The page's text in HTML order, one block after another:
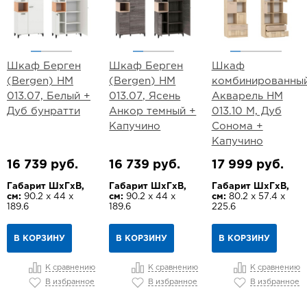
Шкаф Берген
(Bergen) НМ
013.07, Белый +
Дуб бунратти
16 739 руб.
Габарит ШхГхВ,
см: 90.2 х 44 х
189.6
В КОРЗИНУ
К сравнению
В избранное
Шкаф Берген
(Bergen) НМ
013.07, Ясень
Анкор темный +
Капучино
16 739 руб.
Габарит ШхГхВ,
см: 90.2 х 44 х
189.6
В КОРЗИНУ
К сравнению
В избранное
Шкаф
Акварель НМ
013.10 М, Дуб
Сонома +
Капучино
17 999 руб.
Габарит ШхГхВ,
см: 80.2 х 57.4 х
225.6
В КОРЗИНУ
К сравнению
В избранное